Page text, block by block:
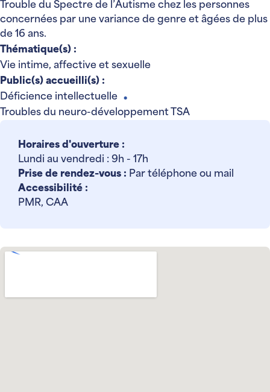
Trouble du Spectre de l’Autisme chez les personnes
concernées par une variance de genre et âgées de plus
de 16 ans.
Thématique(s) :
Vie intime, affective et sexuelle
Public(s) accueilli(s) :
Déficience intellectuelle
●
Troubles du neuro-développement TSA
Horaires d'ouverture :
Lundi au vendredi : 9h - 17h
Prise de rendez-vous : Par téléphone ou mail
Accessibilité :
PMR, CAA